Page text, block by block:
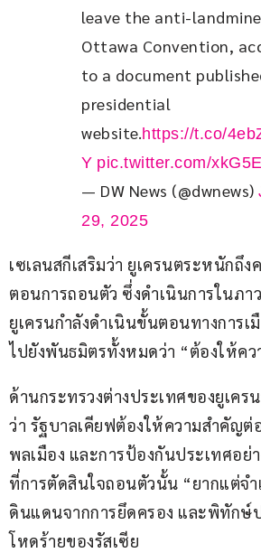
leave the anti-landmine
Ottawa Convention,
to a document
presidential
website.https://t.co/
Y pic.twitter.com/
— DW News (@dwnews)
29, 2025
เซเลนสกีเสริมว่า ยูเครนตระหนักถึ
ตอนการถอนตัว ซึ่งดำเนินการในภา
ยูเครนกำลังดำเนินขั้นตอนทางการ
ไปยังพันธมิตรทั้งหมดว่า “ต้องให้ค
ด้านกระทรวงต่างประเทศของยูเคร
ว่า รัฐบาลเคียฟต้องให้ความสำคัญ
พลเมือง และการป้องกันประเทศอย่
ที่การตัดสินใจถอนตัวนั้น “ยากแต่จ
ดินแดนจากการยึดครอง และพิทักษ์
โหดร้ายของรัสเซีย